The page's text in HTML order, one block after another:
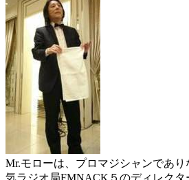
Mr.モローは、プロマジシャンであり
気ラジオ局FMNACK５のディレクタ